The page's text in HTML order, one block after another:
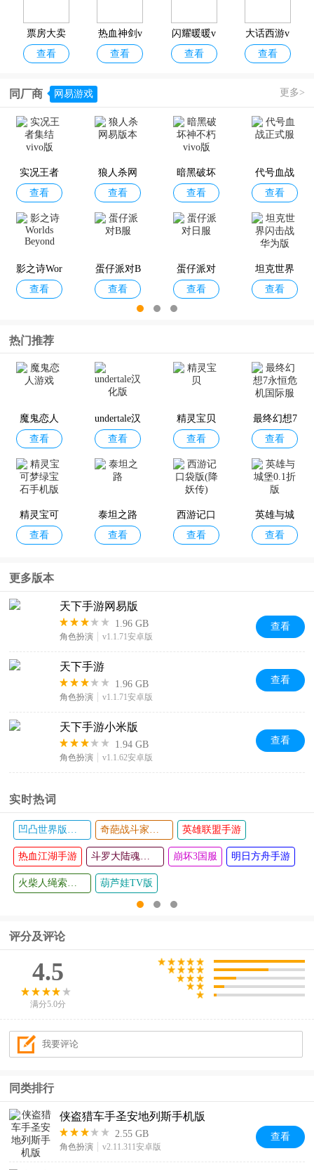
票房大卖
王vivo版
查看
热血神剑v
ivo版
查看
闪耀暖暖v
ivo版
查看
大话西游v
ivo版
查看
不朽家族v
ivo版
查看
绿色征途v
最佳11人v
ivo版
查看
叫我大掌
本
坎特伯雷
公主与骑
士唤醒冠
军之剑的
查看
天下手游v
NBA篮球
版
问道vivo
版
查看
同厂商 网易游戏 更多>
实况王者
集结vivo
版
查看
狼人杀网
易版本
查看
暗黑破坏
神不朽viv
o版
查看
代号血战
正式服
查看
影之诗Wor
lds Beyond
查看
蛋仔派对B
服
查看
蛋仔派对
日服
查看
坦克世界
闪击战华
查看
第五人格
官方版
查看
无尽的拉
格朗日果
查看
影之诗游
戏
查看
萤火突击
国服
查看
漫威终极
逆转
查看
实况足球2
026手机版
查看
率土之滨
官服
查看
阴阳师小
米版
查看
手游最新
查看
三维版官
查看
热门推荐
魔鬼恋人
游戏
查看
undertale汉
化版
查看
精灵宝贝
查看
最终幻想7
永恒危机
国际服
查看
精灵宝可
梦绿宝石
查看
泰坦之路
查看
西游记口
袋版(降妖
查看
英雄与城
堡0.1折版
查看
更多版本
天下手游网易版
1.96 GB
角色扮演 v1.1.71安卓版
查看
天下手游
1.96 GB
角色扮演 v1.1.71安卓版
查看
天下手游小米版
1.94 GB
角色扮演 v1.1.62安卓版
查看
实时热词
凹凸世界版本大全 奇葩战斗家各个版本 英雄联盟手游
热血江湖手游 斗罗大陆魂师对决手游 崩坏3国服 明日方舟手游
火柴人绳索英雄 葫芦娃TV版
评分及评论
4.5
满分5.0分
同类排行
侠盗猎车手圣安地列斯手机版
2.55 GB
角色扮演 v2.11.311安卓版
查看